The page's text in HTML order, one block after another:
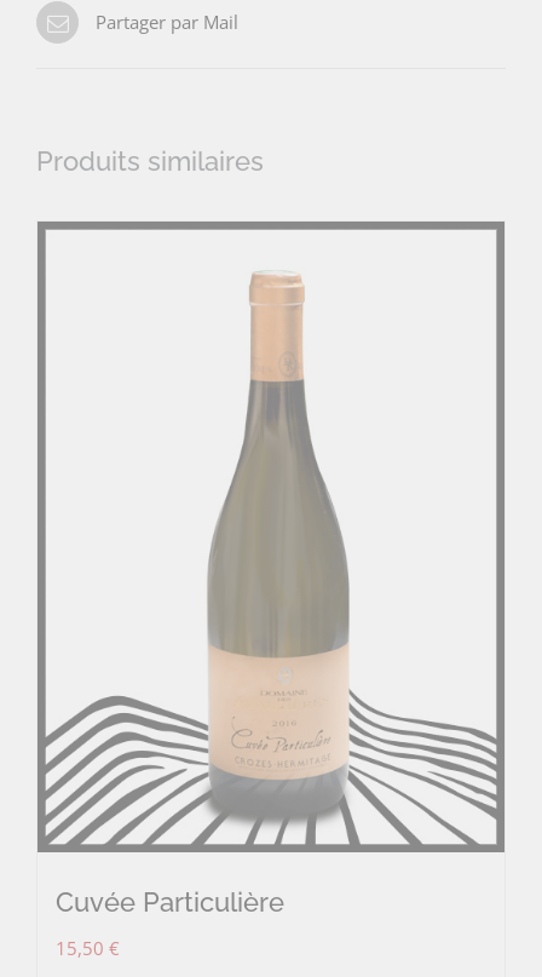
Partager par Mail
Produits similaires
Cuvée Particulière
15,50 €